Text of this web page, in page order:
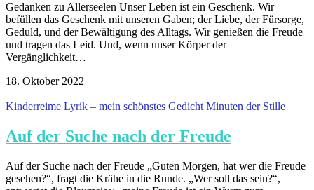
Gedanken zu Allerseelen Unser Leben ist ein Geschenk. Wir
befüllen das Geschenk mit unseren Gaben; der Liebe, der Fürsorge,
Geduld, und der Bewältigung des Alltags. Wir genießen die Freude
und tragen das Leid. Und, wenn unser Körper der
Vergänglichkeit…
18. Oktober 2022
Kinderreime Lyrik – mein schönstes Gedicht Minuten der Stille
Auf der Suche nach der Freude
Auf der Suche nach der Freude „Guten Morgen, hat wer die Freude
gesehen?“, fragt die Krähe in die Runde. „Wer soll das sein?“,